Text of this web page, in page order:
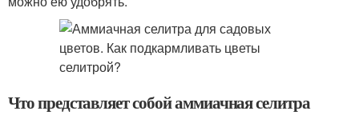
Что представляет собой аммиачная селитра